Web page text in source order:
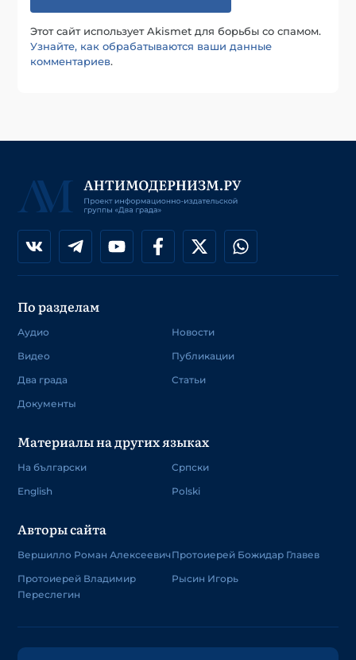
Этот сайт использует Akismet для борьбы со спамом.
Узнайте, как обрабатываются ваши данные
комментариев.
По разделам
Аудио
Видео
Два града
Документы
Новости
Публикации
Статьи
Материалы на других языках
На български
English
Српски
Polski
Авторы сайта
Вершилло Роман Алексеевич
Протоиерей Владимир
Переслегин
Протоиерей Божидар Главев
Рысин Игорь